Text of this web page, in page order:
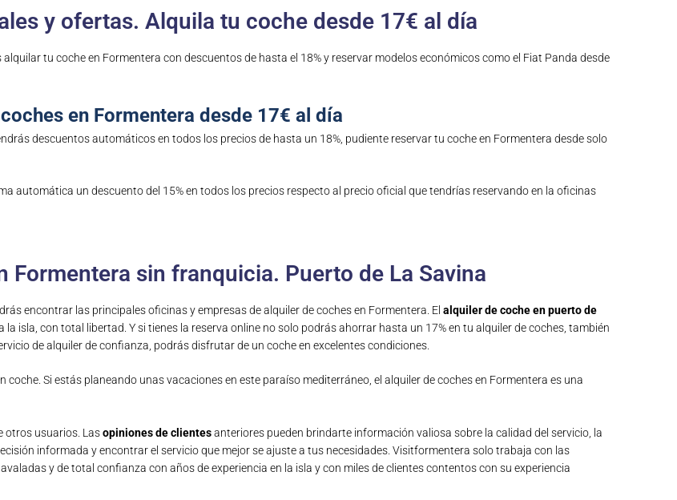
y ofertas. Alquila tu coche desde 17€ al día
tu coche en Formentera con descuentos de hasta el 18% y reservar modelos económicos como el Fiat Panda desde
en Formentera desde 17€ al día
descuentos automáticos en todos los precios de hasta un 18%, pudiente reservar tu coche en Formentera desde solo
automática un descuento del 15% en todos los precios respecto al precio oficial que tendrías reservando en la oficinas
Formentera sin franquicia. Puerto de La Savina
encontrar las principales oficinas y empresas de alquiler de coches en Formentera. El alquiler de coche en puerto de
isla, con total libertad. Y si tienes la reserva online no solo podrás ahorrar hasta un 17% en tu alquiler de coches, también
de alquiler de confianza, podrás disfrutar de un coche en excelentes condiciones.
Si estás planeando unas vacaciones en este paraíso mediterráneo, el alquiler de coches en Formentera es una
otros usuarios. Lasopiniones de clientesanteriores pueden brindarte información valiosa sobre la calidad del servicio, la
informada y encontrar el servicio que mejor se ajuste a tus necesidades. Visitformentera solo trabaja con las
y de total confianza con años de experiencia en la isla y con miles de clientes contentos con su experiencia